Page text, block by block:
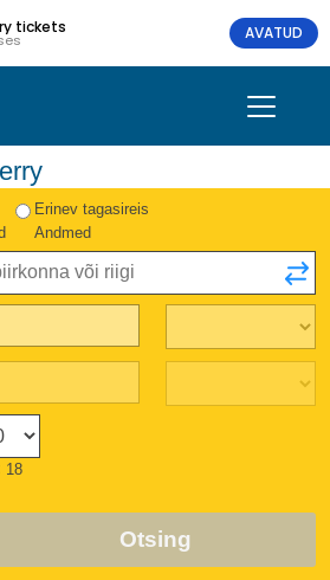
tickets AVATUD
Erinev tagasireis
Andmed
18
Otsing